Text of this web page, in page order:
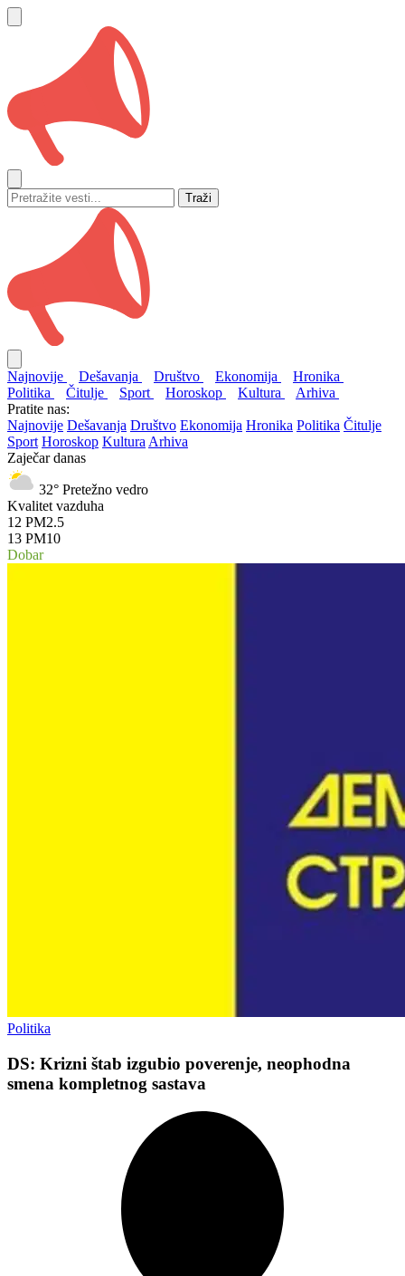
Traži
Najnovije Dešavanja Društvo Ekonomija
Hronika
Politika
Čitulje Sport Horoskop Kultura
Arhiva
Pratite nas:
Najnovije Dešavanja Društvo Ekonomija Hronika Politika Čitulje
Sport Horoskop Kultura Arhiva
Zaječar danas
32° Pretežno vedro
Kvalitet vazduha
12 PM2.5
13 PM10
Dobar
Politika
DS: Krizni štab izgubio poverenje, neophodna
smena kompletnog sastava